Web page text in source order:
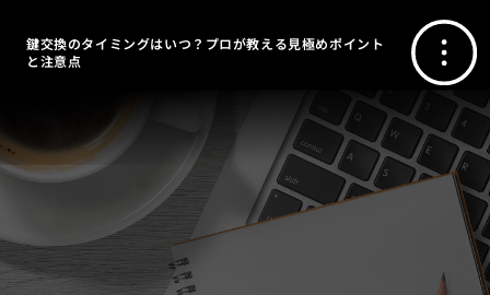
鍵交換のタイミングはいつ？プロが教える見極めポイント
と注意点